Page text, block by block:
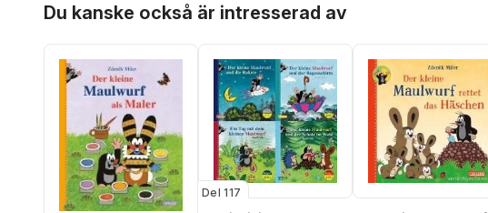
Du kanske också är intresserad av
Del 117